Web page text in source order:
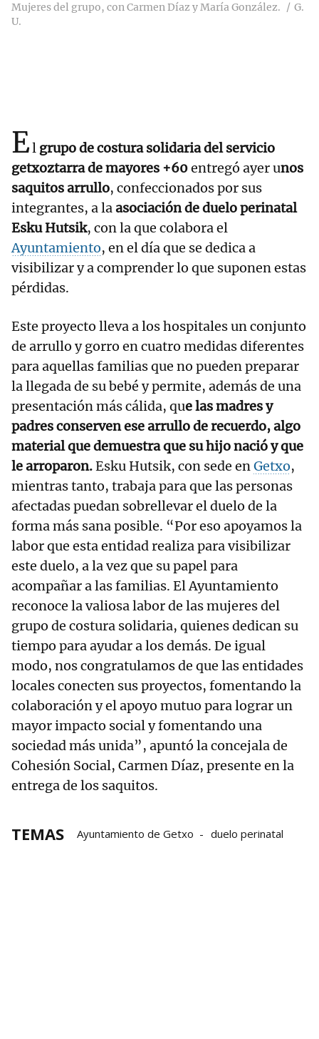
Mujeres del grupo, con Carmen Díaz y María González.
G.
U.
El grupo de costura solidaria del servicio
getxoztarra de mayores +60entregó ayer unos
saquitos arrullo, confeccionados por sus
integrantes, a laasociación de duelo perinatal
Esku Hutsik, con la que colabora el
Ayuntamiento, en el día que se dedica a
visibilizar y a comprender lo que suponen estas
pérdidas.
Este proyecto lleva a los hospitales un conjunto
de arrullo y gorro en cuatro medidas diferentes
para aquellas familias que no pueden preparar
la llegada de su bebé y permite, además de una
presentación más cálida, que las madres y
padres conserven ese arrullo de recuerdo, algo
material que demuestra que su hijo nació y que
le arroparon.Esku Hutsik, con sede enGetxo,
mientras tanto, trabaja para que las personas
afectadas puedan sobrellevar el duelo de la
forma más sana posible. “Por eso apoyamos la
labor que esta entidad realiza para visibilizar
este duelo, a la vez que su papel para
acompañar a las familias. El Ayuntamiento
reconoce la valiosa labor de las mujeres del
grupo de costura solidaria, quienes dedican su
tiempo para ayudar a los demás. De igual
modo, nos congratulamos de que las entidades
locales conecten sus proyectos, fomentando la
colaboración y el apoyo mutuo para lograr un
mayor impacto social y fomentando una
sociedad más unida”, apuntó la concejala de
Cohesión Social, Carmen Díaz, presente en la
entrega de los saquitos.
TEMAS Ayuntamiento de Getxo duelo perinatal